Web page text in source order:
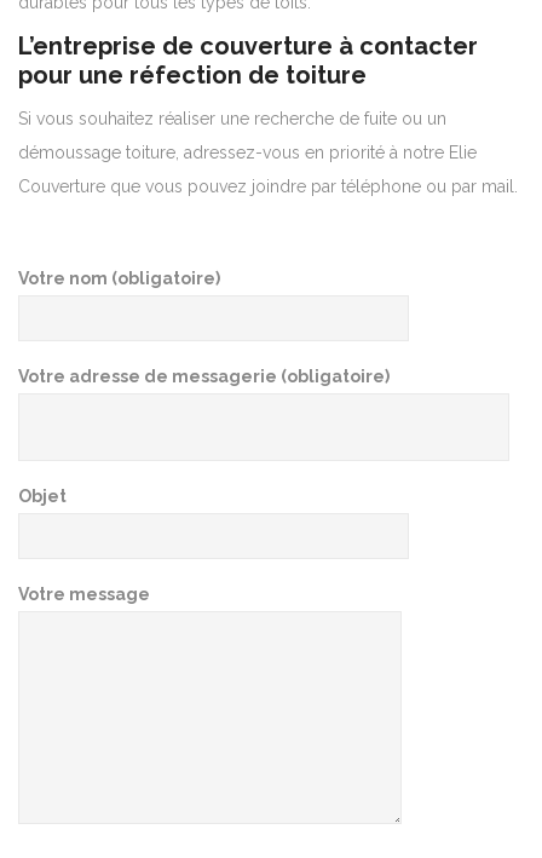
L’entreprise de couverture à contacter
pour une réfection de toiture
Si vous souhaitez réaliser une recherche de fuite ou un
démoussage toiture, adressez-vous en priorité à notre Elie
Couverture que vous pouvez joindre par téléphone ou par mail.
Votre nom (obligatoire)
Votre adresse de messagerie (obligatoire)
Objet
Votre message